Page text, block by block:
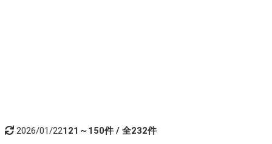
2026/01/22121～150件 / 全232件